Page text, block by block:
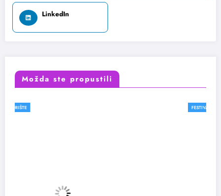
LinkedIn
Možda ste propustili